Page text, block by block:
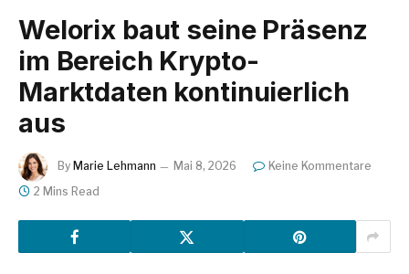
Welorix baut seine Präsenz
im Bereich Krypto-
Marktdaten kontinuierlich
aus
By Marie Lehmann Mai 8, 2026
Keine Kommentare
2 Mins Read